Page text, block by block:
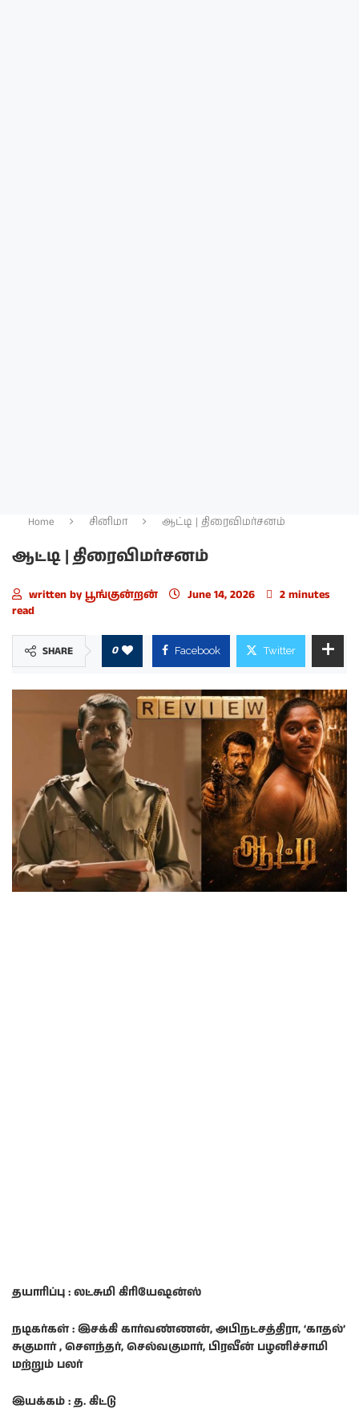
Home சினிமா ஆட்டி | திரைவிமர்சனம்
ஆட்டி | திரைவிமர்சனம்
written by பூங்குன்றன் June 14, 2026
2 minutes
read
SHARE 0 Facebook Twitter
தயாரிப்பு : லட்சுமி கிரியேஷன்ஸ்
நடிகர்கள் : இசக்கி கார்வண்ணன், அபிநட்சத்திரா, ‘காதல்’
சுகுமார் , சௌந்தர், செல்வகுமார், பிரவீன் பழனிச்சாமி
மற்றும் பலர்
இயக்கம் : த. கிட்டு